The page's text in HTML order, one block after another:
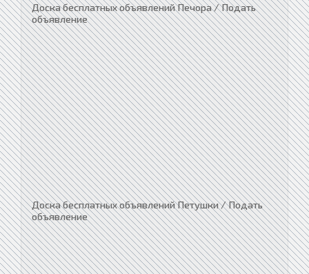
Доска бесплатных объявлений Печора / Подать
объявление
Доска бесплатных объявлений Петушки / Подать
объявление